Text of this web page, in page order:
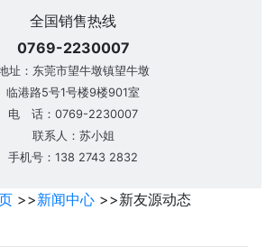
全国销售热线
0769-2230007
址：东莞市望牛墩镇望牛墩
临港路5号1号楼9楼901室
电 话：0769-2230007
联系人：苏小姐
手机号：138 2743 2832
>>新闻中心 >>新友源动态